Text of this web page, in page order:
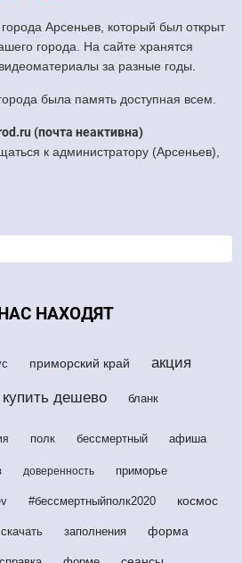
Арсеньев, который был открыт
города. На сайте хранятся
за разные годы.
была память доступная всем.
(почта неактивна)
к администратору (Арсеньев),
НАХОДЯТ
приморский край акция
купить дешево бланк
полк бессмертный афиша
доверенность приморье
#бессмертныйполк2020 космос
скачать заполнения форма